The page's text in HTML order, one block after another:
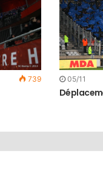
739 05/11